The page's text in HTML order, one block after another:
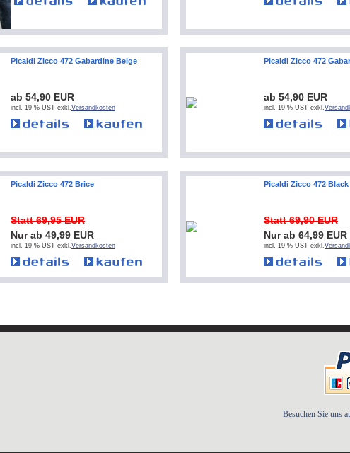
Picaldi Zicco 472 Gabardine Beige
ab 54,90 EUR
incl. 19 % UST exkl.Versandkosten
Picaldi Zicco 472
ab 54,90 EUR
incl. 19 % UST exkl.
Picaldi Zicco 472 Brice
Statt 69,95 EUR
Nur ab 49,99 EUR
incl. 19 % UST exkl.Versandkosten
Picaldi Zicco 472 Black
Statt 69,90 EUR
Nur ab 64,99 EUR
incl. 19 % UST exkl.
Besuchen Sie uns